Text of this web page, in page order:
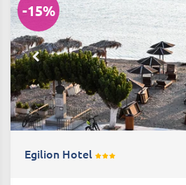
-15%
Egilion Hotel